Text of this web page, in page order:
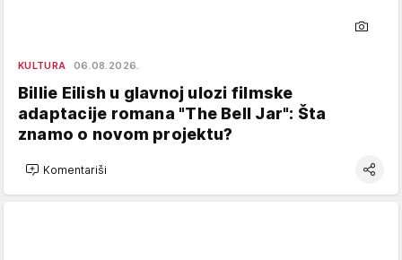
KULTURA 06.08.2026.
Billie Eilish u glavnoj ulozi filmske
adaptacije romana "The Bell Jar": Šta
znamo o novom projektu?
Komentariši